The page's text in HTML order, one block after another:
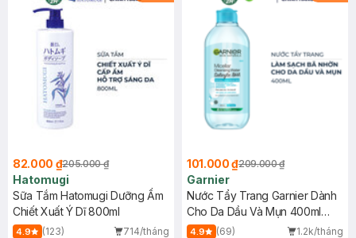
82.000 ₫205.000 ₫
Hatomugi
Sữa Tắm Hatomugi Dưỡng Ẩm
Chiết Xuất Ý Dĩ 800ml
4.9 (123)
714/tháng
101.000 ₫209.000 ₫
Garnier
Nước Tẩy Trang Garnier Dành
Cho Da Dầu Và Mụn 400ml
(Mới)
4.9 (69)
1.2k/tháng